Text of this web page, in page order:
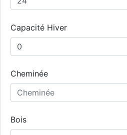
Capacité Hiver
Cheminée
Bois